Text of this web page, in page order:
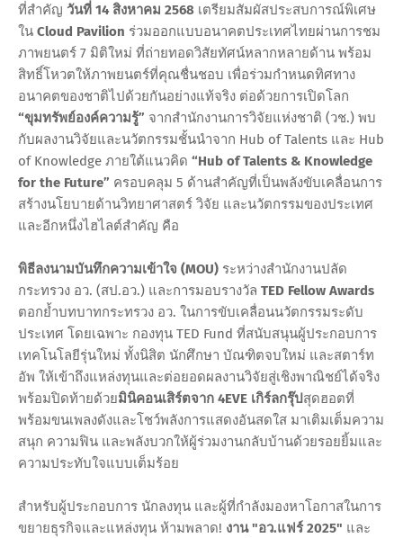
ที่สำคัญ วันที่ 14 สิงหาคม 2568 เตรียมสัมผัสประสบการณ์พิเศษ
ใน Cloud Pavilion ร่วมออกแบบอนาคตประเทศไทยผ่านการชม
ภาพยนตร์ 7 มิติใหม่ ที่ถ่ายทอดวิสัยทัศน์หลากหลายด้าน พร้อม
สิทธิ์โหวตให้ภาพยนตร์ที่คุณชื่นชอบ เพื่อร่วมกำหนดทิศทาง
อนาคตของชาติไปด้วยกันอย่างแท้จริง ต่อด้วยการเปิดโลก
“ขุมทรัพย์องค์ความรู้” จากสำนักงานการวิจัยแห่งชาติ (วช.) พบ
กับผลงานวิจัยและนวัตกรรมชั้นนำจาก Hub of Talents และ Hub
of Knowledge ภายใต้แนวคิด “Hub of Talents & Knowledge
for the Future” ครอบคลุม 5 ด้านสำคัญที่เป็นพลังขับเคลื่อนการ
สร้างนโยบายด้านวิทยาศาสตร์ วิจัย และนวัตกรรมของประเทศ
และอีกหนึ่งไฮไลต์สำคัญ คือ
พิธีลงนามบันทึกความเข้าใจ (MOU) ระหว่างสำนักงานปลัด
กระทรวง อว. (สป.อว.) และการมอบรางวัล TED Fellow Awards
ตอกย้ำบทบาทกระทรวง อว. ในการขับเคลื่อนนวัตกรรมระดับ
ประเทศ โดยเฉพาะ กองทุน TED Fund ที่สนับสนุนผู้ประกอบการ
เทคโนโลยีรุ่นใหม่ ทั้งนิสิต นักศึกษา บัณฑิตจบใหม่ และสตาร์ท
อัพ ให้เข้าถึงแหล่งทุนและต่อยอดผลงานวิจัยสู่เชิงพาณิชย์ได้จริง
พร้อมปิดท้ายด้วยมินิคอนเสิร์ตจาก 4EVE เกิร์ลกรุ๊ปสุดฮอตที่
พร้อมขนเพลงดังและโชว์พลังการแสดงอันสดใส มาเติมเต็มความ
สนุก ความฟิน และพลังบวกให้ผู้ร่วมงานกลับบ้านด้วยรอยยิ้มและ
ความประทับใจแบบเต็มร้อย
สำหรับผู้ประกอบการ นักลงทุน และผู้ที่กำลังมองหาโอกาสในการ
ขยายธุรกิจและแหล่งทุน ห้ามพลาด! งาน "อว.แฟร์ 2025" และ